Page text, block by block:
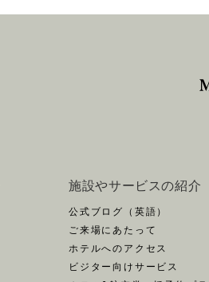
施設やサービスの紹介
公式ブログ（英語）
ご来場にあたって
ホテルへのアクセス
ビジター向けサービス